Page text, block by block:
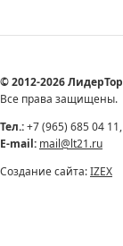
© 2012-2026
Все права защищены.
Тел.:+7 (965) 685 04
E-mail: mail@lt21.ru
Создание сайта:IZEX